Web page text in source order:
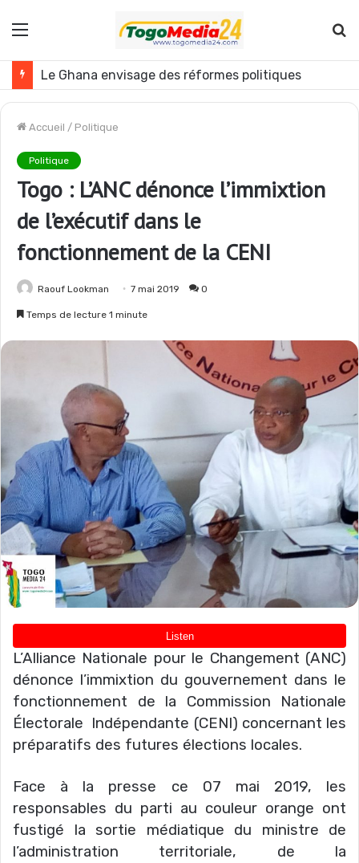
Menu
Accueil / Politique
Politique
Togo : L’ANC dénonce l’immixtion
de l’exécutif dans le
fonctionnement de la CENI
Raouf Lookman 7 mai 2019 0
Temps de lecture 1 minute
L’Alliance Nationale pour le Changement (ANC)
dénonce l’immixtion du gouvernement dans le
fonctionnement de la Commission Nationale
Électorale Indépendante (CENI) concernant les
préparatifs des futures élections locales.
Face à la presse ce 07 mai 2019, les
responsables du parti au couleur orange ont
fustigé la sortie médiatique du ministre de
l’administration territoriale, de la